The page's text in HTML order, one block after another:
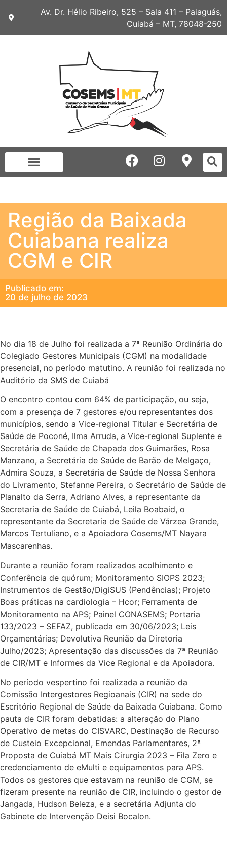
Av. Dr. Hélio Ribeiro, 525 – Sala 411 – Paiaguás,
Cuiabá – MT, 78048-250
Região da Baixada
Cuiabana realiza
CGM e CIR
Publicado em:
20 de julho de 2023
No dia 18 de Julho foi realizada a 7ª Reunião Ordinária do
Colegiado Gestores Municipais (CGM) na modalidade
presencial, no período matutino. A reunião foi realizada no
Auditório da SMS de Cuiabá
O encontro contou com 64% de participação, ou seja,
com a presença de 7 gestores e/ou representantes dos
municípios, sendo a Vice-regional Titular e Secretária de
Saúde de Poconé, Ilma Arruda, a Vice-regional Suplente e
Secretária de Saúde de Chapada dos Guimarães, Rosa
Manzano, a Secretária de Saúde de Barão de Melgaço,
Admira Souza, a Secretária de Saúde de Nossa Senhora
do Livramento, Stefanne Pereira, o Secretário de Saúde de
Planalto da Serra, Adriano Alves, a representante da
Secretaria de Saúde de Cuiabá, Leila Boabaid, o
representante da Secretaria de Saúde de Várzea Grande,
Marcos Tertuliano, e a Apoiadora Cosems/MT Nayara
Mascarenhas.
Durante a reunião foram realizados acolhimento e
Conferência de quórum; Monitoramento SIOPS 2023;
Instrumentos de Gestão/DigiSUS (Pendências); Projeto
Boas práticas na cardiologia – Hcor; Ferramenta de
Monitoramento na APS; Painel CONASEMS; Portaria
133/2023 – SEFAZ, publicada em 30/06/2023; Leis
Orçamentárias; Devolutiva Reunião da Diretoria
Julho/2023; Apresentação das discussões da 7ª Reunião
de CIR/MT e Informes da Vice Regional e da Apoiadora.
No período vespertino foi realizada a reunião da
Comissão Intergestores Regioanais (CIR) na sede do
Escritório Regional de Saúde da Baixada Cuiabana. Como
pauta de CIR foram debatidas: a alteração do Plano
Operativo de metas do CISVARC, Destinação de Recurso
de Custeio Excepcional, Emendas Parlamentares, 2ª
Proposta de Cuiabá MT Mais Cirurgia 2023 – Fila Zero e
credenciamento de eMulti e equipamentos para APS.
Todos os gestores que estavam na reunião de CGM, se
fizeram presente na reunião de CIR, incluindo o gestor de
Jangada, Hudson Beleza, e a secretária Adjunta do
Gabinete de Intervenção Deisi Bocalon.